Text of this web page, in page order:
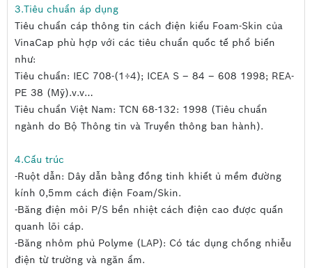
Hình ảnh: Dây cáp điện thoại 30 đôi treo có dầu, có dây
chịu lực 30x2x0,5
3.Tiêu chuẩn áp dụng
Tiêu chuẩn cáp thông tin cách điện kiểu Foam-Skin của
VinaCap phù hợp với các tiêu chuẩn quốc tế phổ biến
như:
Tiêu chuẩn: IEC 708-(1÷4); ICEA S – 84 – 608 1998; REA-
PE 38 (Mỹ).v.v…
Tiêu chuẩn Việt Nam: TCN 68-132: 1998 (Tiêu chuẩn
ngành do Bộ Thông tin và Truyền thông ban hành).
4.Cấu trúc
-Ruột dẫn: Dây dẫn bằng đồng tinh khiết ủ mềm đường
kính 0,5mm cách điện Foam/Skin.
-Băng điện môi P/S bền nhiệt cách điện cao được quấn
quanh lõi cáp.
-Băng nhôm phủ Polyme (LAP): Có tác dụng chống nhiễu
điện từ trường và ngăn ẩm.